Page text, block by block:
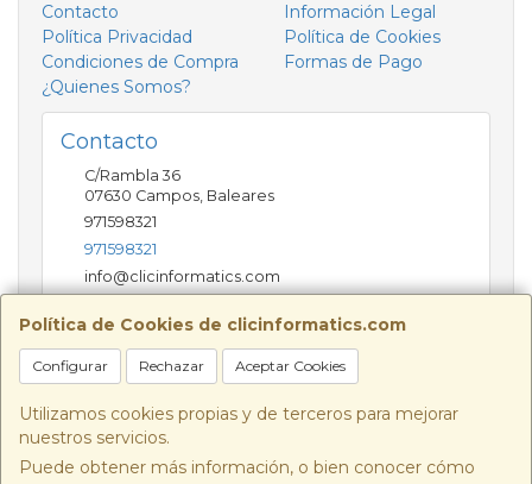
Política de Cookies de clicinformatics.com
Configurar Rechazar Aceptar Cookies
Utilizamos cookies propias y de terceros para mejorar
nuestros servicios.
Puede obtener más información, o bien conocer cómo
Contacto
Información Legal
Política Privacidad
Política de Cookies
Condiciones de Compra
Formas de Pago
¿Quienes Somos?
Contacto
C/Rambla 36
07630 Campos, Baleares
971598321
971598321
info@clicinformatics.com
Horario
De lunes a viernes 9:00-13:30/16:00-19:30 Sábados
10:00-13:00